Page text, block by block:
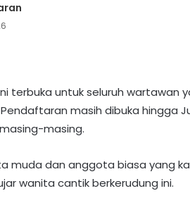
terbuka untuk seluruh wartawan
masih dibuka hingga
masing.
muda dan anggota biasa yang
wanita cantik berkerudung ini.